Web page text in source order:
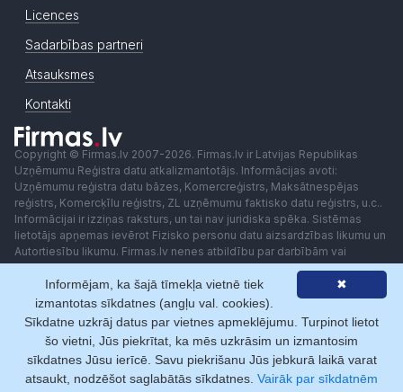
Licences
Sadarbības partneri
Atsauksmes
Kontakti
Copyright © Firmas.lv 2007-2026. Firmas.lv ir Latvijas Republikas
Uzņēmumu Reģistra datu atkalizmantotājs. Informācijas avoti:
Uzņēmumu reģistra datu bāzes, Komercreģistrs, Maksātnespējas
reģistrs, Komercķīlu reģistrs, ZL uzņēmumu faktisko datu reģistrs, u.c..
Informācijai ir izziņas raksturs, un tai nav juridiska spēka. Sistēmas
lietotājs apņemas ievērot Fizisko personu datu aizsardzības likumu un
Autortiesību likumu. Firmas.lv nenes atbildību par darbībām vai
lēmumiem, kas balstīti uz saņemto pakalpojumu. Lietotājam aizliegts
izmantot jebkādas automatizētas sistēmas vai iekārtas (robotus)
piekļuvei sistēmai bez rakstiskas saskaņošanas ar Firmas.lv. Galvenā
redaktore: Ingūna Pempere.
Lietošanas noteikumi
Privātuma politika Norēķini ar
✖
Informējam, ka šajā tīmekļa vietnē tiek
izmantotas sīkdatnes (angļu val. cookies).
Sīkdatne uzkrāj datus par vietnes apmeklējumu. Turpinot lietot
šo vietni, Jūs piekrītat, ka mēs uzkrāsim un izmantosim
sīkdatnes Jūsu ierīcē. Savu piekrišanu Jūs jebkurā laikā varat
atsaukt, nodzēšot saglabātās sīkdatnes. Vairāk par sīkdatnēm